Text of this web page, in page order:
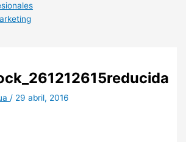
/ 29 abril, 2016